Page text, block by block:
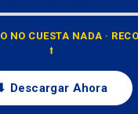
NO CUESTA NADA ·
⭡
Descargar Ahora